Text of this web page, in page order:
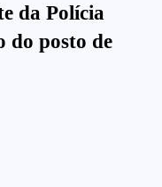
da Polícia
posto de